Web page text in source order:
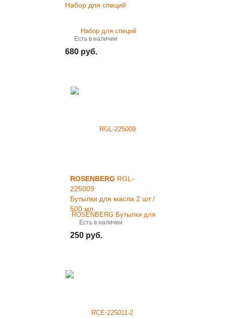
Набор для специй
Есть в наличии
680 руб.
ROSENBERG RGL-
225009
Бутылки для масла 2 шт /
500 мл
Есть в наличии
250 руб.